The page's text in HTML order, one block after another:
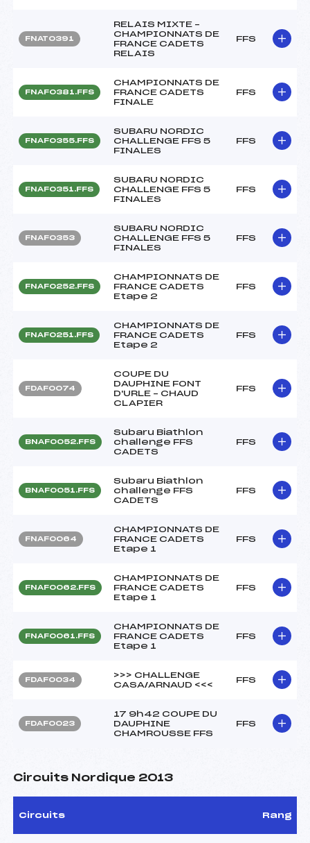
FNAT0391
RELAIS MIXTE –
CHAMPIONNATS DE
FRANCE CADETS
RELAIS
FFS
FNAF0381.FFS
CHAMPIONNATS DE
FRANCE CADETS
FINALE
FFS
FNAF0355.FFS
SUBARU NORDIC
CHALLENGE FFS 5
FINALES
FFS
FNAF0351.FFS
SUBARU NORDIC
CHALLENGE FFS 5
FINALES
FFS
FNAF0353
SUBARU NORDIC
CHALLENGE FFS 5
FINALES
FFS
FNAF0252.FFS
CHAMPIONNATS DE
FRANCE CADETS
Etape 2
FFS
FNAF0251.FFS
CHAMPIONNATS DE
FRANCE CADETS
Etape 2
FFS
FDAF0074
COUPE DU
DAUPHINE FONT
D'URLE – CHAUD
CLAPIER
FFS
BNAF0052.FFS
Subaru Biathlon
challenge FFS
CADETS
FFS
BNAF0051.FFS
Subaru Biathlon
challenge FFS
CADETS
FFS
FNAF0064
CHAMPIONNATS DE
FRANCE CADETS
Etape 1
FFS
FNAF0062.FFS
CHAMPIONNATS DE
FRANCE CADETS
Etape 1
FFS
FNAF0061.FFS
CHAMPIONNATS DE
FRANCE CADETS
Etape 1
FFS
FDAF0034
>>> CHALLENGE
CASA/ARNAUD <<<
FFS
FDAF0023
17 9h42 COUPE DU
DAUPHINE
CHAMROUSSE FFS
FFS
Circuits Nordique 2013
Circuits Rang